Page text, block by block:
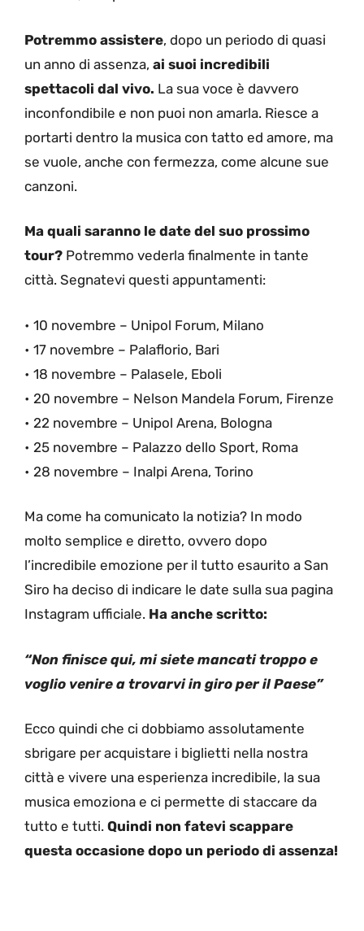
Potremmo assistere, dopo un periodo di quasi
un anno di assenza, ai suoi incredibili
spettacoli dal vivo. La sua voce è davvero
inconfondibile e non puoi non amarla. Riesce a
portarti dentro la musica con tatto ed amore, ma
se vuole, anche con fermezza, come alcune sue
canzoni.
Ma quali saranno le date del suo prossimo
tour? Potremmo vederla finalmente in tante
città. Segnatevi questi appuntamenti:
• 10 novembre – Unipol Forum, Milano
• 17 novembre – Palaflorio, Bari
• 18 novembre – Palasele, Eboli
• 20 novembre – Nelson Mandela Forum, Firenze
• 22 novembre – Unipol Arena, Bologna
• 25 novembre – Palazzo dello Sport, Roma
• 28 novembre – Inalpi Arena, Torino
Ma come ha comunicato la notizia? In modo
molto semplice e diretto, ovvero dopo
l’incredibile emozione per il tutto esaurito a San
Siro ha deciso di indicare le date sulla sua pagina
Instagram ufficiale. Ha anche scritto:
“Non finisce qui, mi siete mancati troppo e
voglio venire a trovarvi in giro per il Paese”
Ecco quindi che ci dobbiamo assolutamente
sbrigare per acquistare i biglietti nella nostra
città e vivere una esperienza incredibile, la sua
musica emoziona e ci permette di staccare da
tutto e tutti. Quindi non fatevi scappare
questa occasione dopo un periodo di assenza!